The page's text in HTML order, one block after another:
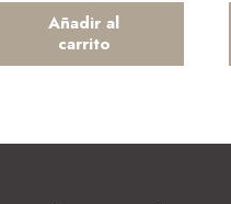
Añadir al
carrito